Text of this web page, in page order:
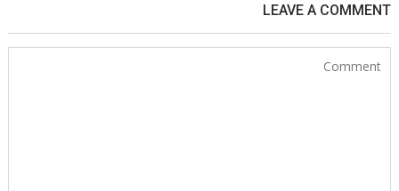
LEAVE A COMMENT